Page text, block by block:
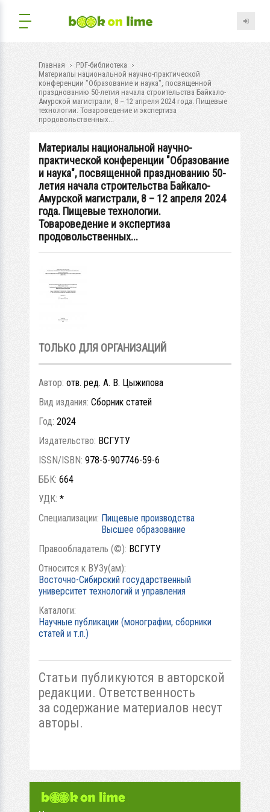
Главная
PDF-библиотека
Материалы национальной научно-практической
конференции "Образование и наука", посвященной
празднованию 50-летия начала строительства Байкало-
Амурской магистрали, 8 – 12 апреля 2024 года. Пищевые
технологии. Товароведение и экспертиза
продовольственных...
Материалы национальной научно-
практической конференции "Образование
и наука", посвященной празднованию 50-
летия начала строительства Байкало-
Амурской магистрали, 8 – 12 апреля 2024
года. Пищевые технологии.
Товароведение и экспертиза
продовольственных...
ТОЛЬКО ДЛЯ ОРГАНИЗАЦИЙ
Автор: отв. ред. А. В. Цыжипова
Вид издания: Сборник статей
Год: 2024
Издательство: ВСГУТУ
ISSN/ISBN: 978-5-907746-59-6
ББК: 664
УДК: *
Специализации: Пищевые производства
Высшее образование
Правообладатель (©): ВСГУТУ
Относится к ВУЗу(ам):
Восточно-Сибирский государственный
университет технологий и управления
Каталоги:
Научные публикации (монографии, сборники
статей и т.п.)
Статьи публикуются в авторской
редакции. Ответственность
за содержание материалов несут
авторы.